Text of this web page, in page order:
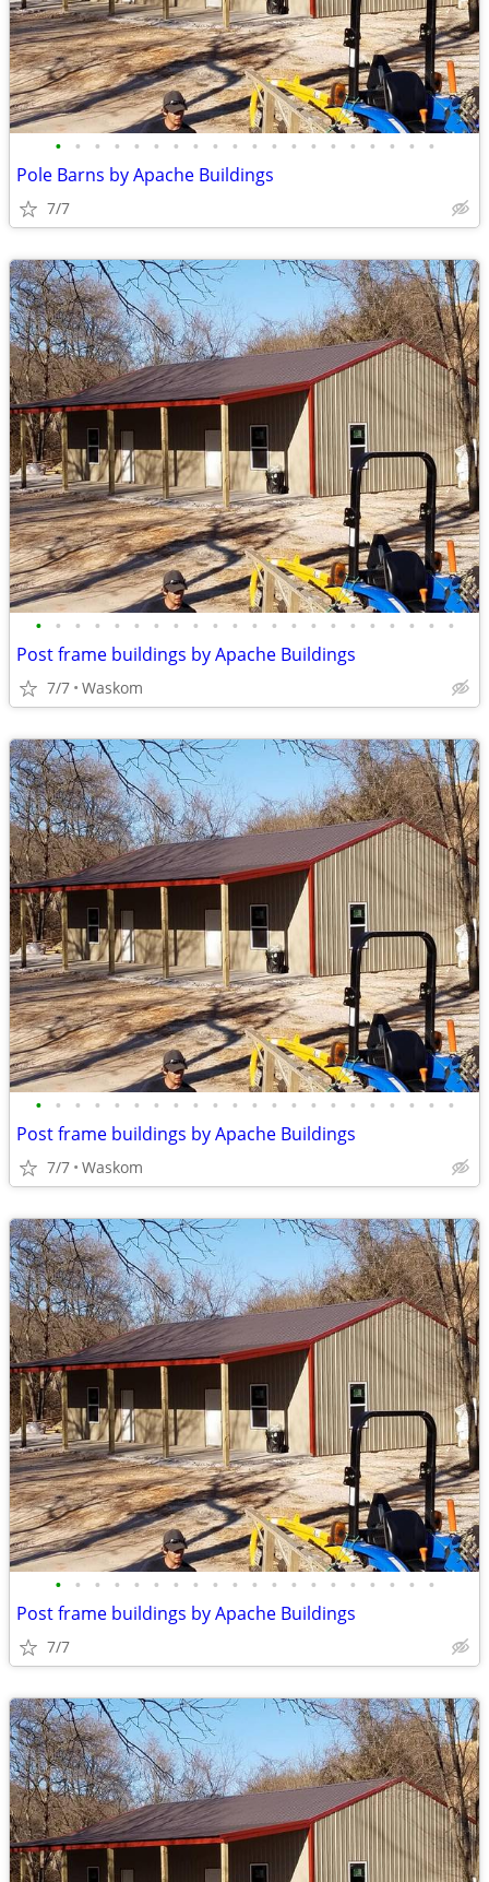
• • • • • • • • • • • • • • • • • • • •
Pole Barns by Apache Buildings
7/7
• • • • • • • • • • • • • • • • • • • • • •
Post frame buildings by Apache Buildings
7/7 Waskom
• • • • • • • • • • • • • • • • • • • • • •
Post frame buildings by Apache Buildings
7/7 Waskom
• • • • • • • • • • • • • • • • • • • •
Post frame buildings by Apache Buildings
7/7